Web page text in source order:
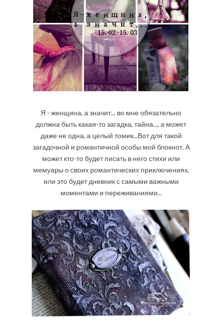
Я - женщина, а значит... во мне обязательно
должна быть какая-то загадка, тайна..., а может
даже не одна, а целый томик...Вот для такой
загадочной и романтичной особы мой блокнот. А
может кто-то будет писать в него стихи или
мемуары о своих романтических приключениях,
или это будет дневник с самыми важными
моментами и переживаниями...